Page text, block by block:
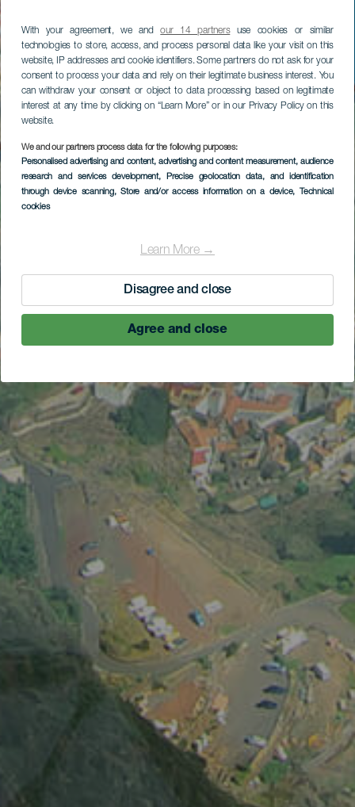
With your agreement, we andour 14 partnersuse cookies or similar
technologies to store, access, and process personal data like your visit on this
website, IP addresses and cookie identifiers. Some partners do not ask for your
consent to process your data and rely on their legitimate business interest. You
can withdraw your consent or object to data processing based on legitimate
interest at any time by clicking on “Learn More” or in our Privacy Policy on this
website.
We and our partners process data for the following purposes:
Personalised advertising and content, advertising and content measurement, audience
research and services development, Precise geolocation data, and identification
through device scanning, Store and/or access information on a device, Technical
cookies
Learn More →
Disagree and close
Agree and close